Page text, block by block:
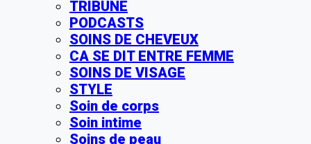
TRIBUNE
PODCASTS
SOINS DE CHEVEUX
CA SE DIT ENTRE FEMME
SOINS DE VISAGE
STYLE
Soin de corps
Soin intime
Soins de peau